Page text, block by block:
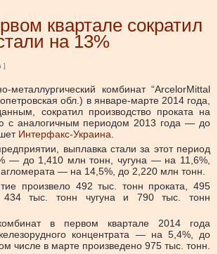
квартале сократил
на 13%
]
металлургический комбинат “ArcelorMittal
обл.) в январе-марте 2014 года,
сократил производство проката на
с аналогичным периодом 2013 года — до
Интерфакс-Украина.
выплавка стали за этот период
— до 1,410 млн тонн, чугуна — на 11,6%,
— на 14,5%, до 2,220 млн тонн.
произвело 492 тыс. тонн проката, 495
434 тыс. тонн чугуна и 790 тыс. тонн
в первом квартале 2014 года
концентрата — на 5,4%, до
числе в марте произведено 975 тыс. тонн.